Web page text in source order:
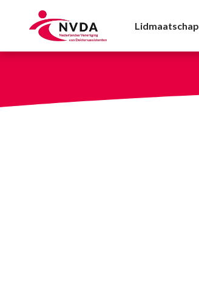
Beleid - NVDA
Lidmaatschap